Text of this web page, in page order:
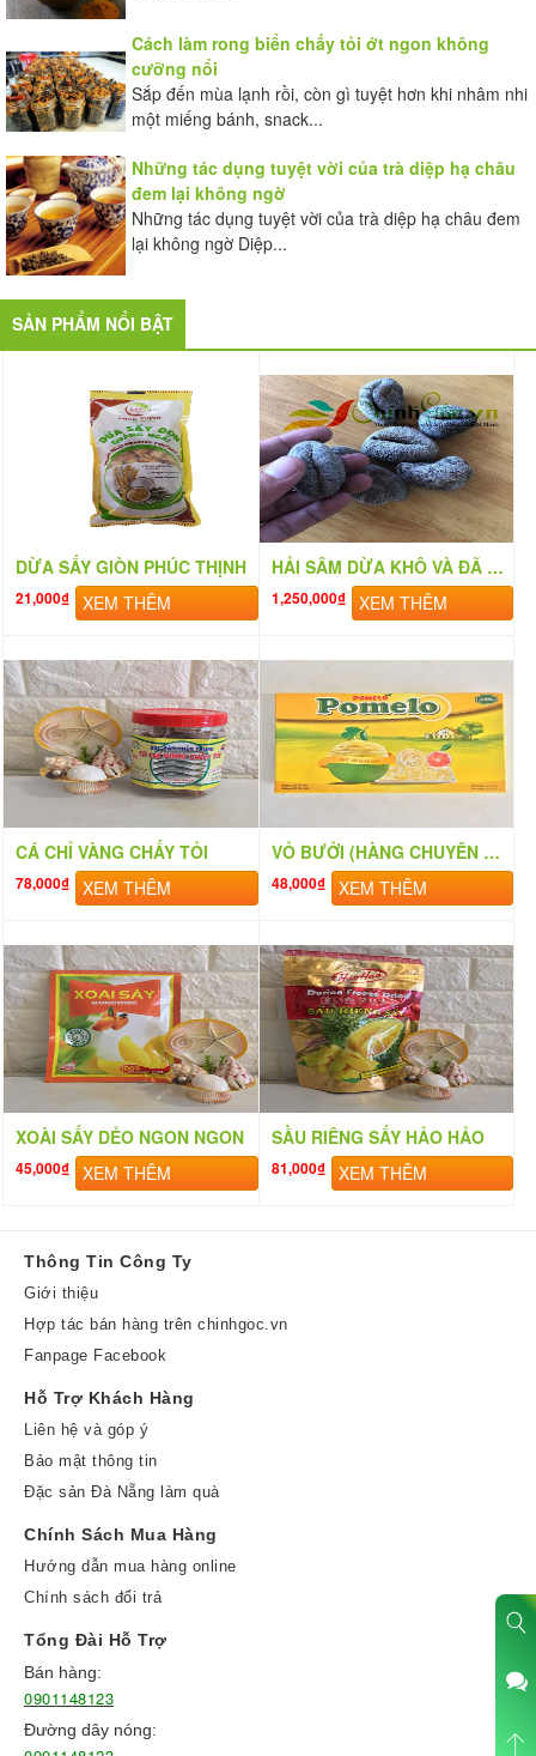
Cách làm rong biển chấy tỏi ớt ngon không
cưỡng nổi
Sắp đến mùa lạnh rồi, còn gì tuyệt hơn khi nhâm nhi
một miếng bánh, snack...
Những tác dụng tuyệt vời của trà diệp hạ châu
đem lại không ngờ
Những tác dụng tuyệt vời của trà diệp hạ châu đem
lại không ngờ Diệp...
SẢN PHẨM NỔI BẬT
DỪA SẤY GIÒN PHÚC THỊNH
21,000₫ XEM THÊM
HẢI SÂM DỪA KHÔ VÀ ĐÃ SƠ CHẾ
1,250,000₫ XEM THÊM
CÁ CHỈ VÀNG CHẤY TỎI
78,000₫ XEM THÊM
VỎ BƯỞI (HÀNG CHUYÊN TQ VÀ HQ)
48,000₫ XEM THÊM
XOÀI SẤY DẺO NGON NGON
45,000₫ XEM THÊM
SẦU RIÊNG SẤY HẢO HẢO
81,000₫ XEM THÊM
Thông Tin Công Ty
Giới thiệu
Hợp tác bán hàng trên chinhgoc.vn
Fanpage Facebook
Hỗ Trợ Khách Hàng
Liên hệ và góp ý
Bảo mật thông tin
Đặc sản Đà Nẵng làm quà
Chính Sách Mua Hàng
Hướng dẫn mua hàng online
Chính sách đổi trả
Tổng Đài Hỗ Trợ
Bán hàng:
0901148123
Đường dây nóng: